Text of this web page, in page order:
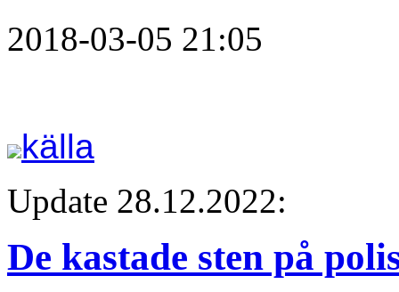
2018-03-05 21:05
källa
Update 28.12.2022:
De kastade sten på